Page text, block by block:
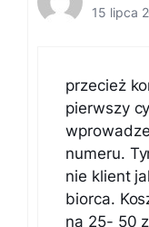
15 lipca
przecież
pierwszy
numeru.
nie klient
biorca.
na 25- 50